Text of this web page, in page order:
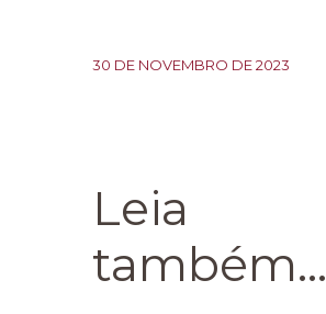
30 DE NOVEMBRO DE 2023
Leia
também...